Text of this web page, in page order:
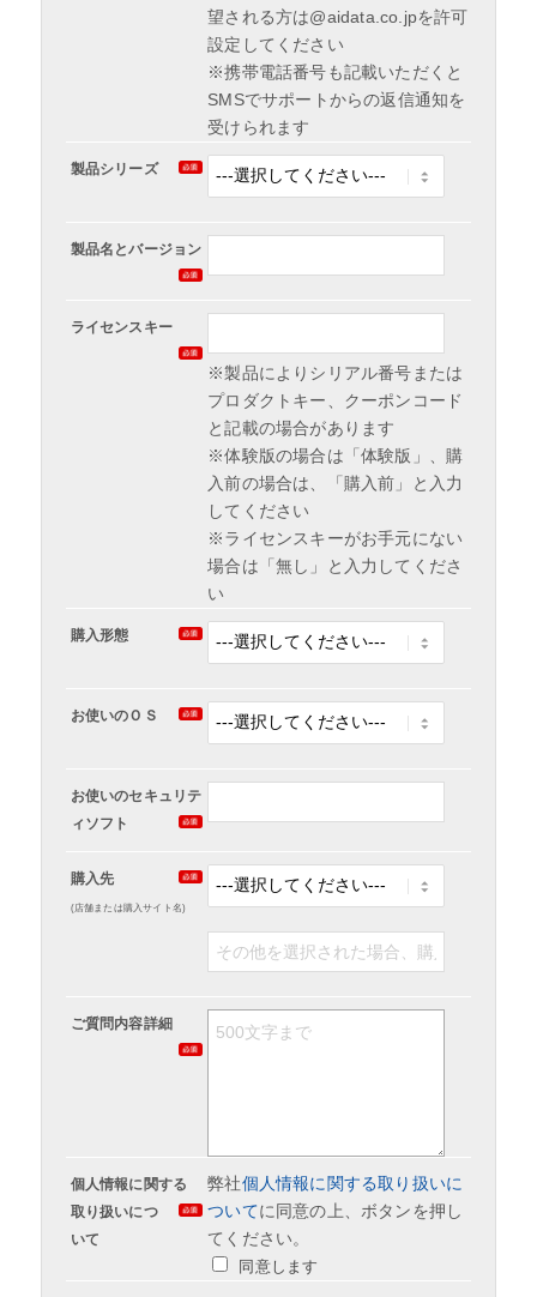
望される方は@aidata.co.jpを許可
設定してください
※携帯電話番号も記載いただくと
SMSでサポートからの返信通知を
受けられます
製品シリーズ
製品名とバージョン
ライセンスキー
※製品によりシリアル番号または
プロダクトキー、クーポンコード
と記載の場合があります
※体験版の場合は「体験版」、購
入前の場合は、「購入前」と入力
してください
※ライセンスキーがお手元にない
場合は「無し」と入力してくださ
い
購入形態
お使いのＯＳ
お使いのセキュリテ
ィソフト
購入先
(店舗または購入サイト名)
ご質問内容詳細
個人情報に関する
取り扱いにつ
いて
弊社個人情報に関する取り扱いに
ついてに同意の上、ボタンを押し
てください。
同意します